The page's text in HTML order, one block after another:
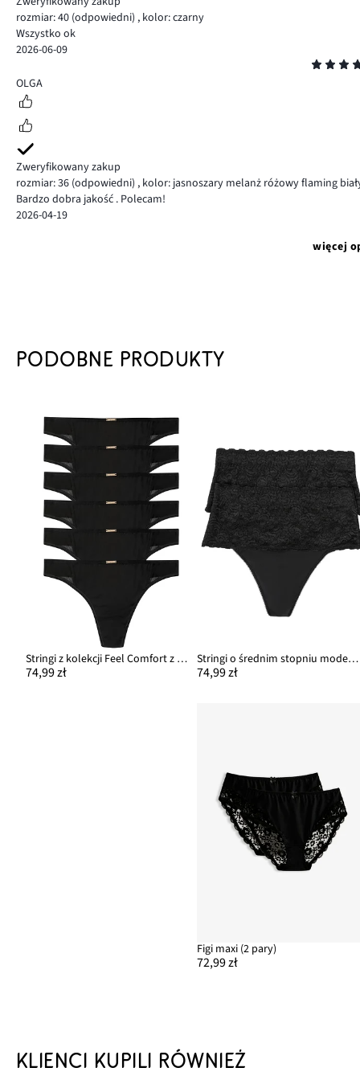
rozmiar: 40 (odpowiedni) , kolor: czarny
Wszystko ok
2026-06-09
5
OLGA
Zweryfikowany zakup
rozmiar: 36 (odpowiedni) , kolor: jasnoszary melanż różowy flaming
Bardzo dobra jakość . Polecam!
2026-04-19
więcej
PODOBNE PRODUKTY
Stringi z kolekcji Feel Comfort z mikrofibry (6 par)
74,99 zł
Stringi o średnim stopniu modelowania sylwetki (2 pary)
74,99 zł
Figi maxi (2 pary)
72,99 zł
KLIENCI KUPILI RÓWNIEŻ